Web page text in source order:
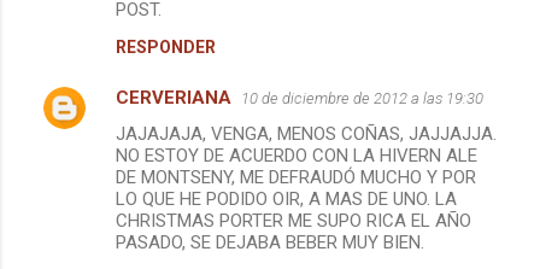
t
POST.
RESPONDER
CERVERIANA 10 de diciembre de 2012 a las 19:30
JAJAJAJA, VENGA, MENOS COÑAS, JAJJAJJA.
NO ESTOY DE ACUERDO CON LA HIVERN ALE
DE MONTSENY, ME DEFRAUDÓ MUCHO Y POR
LO QUE HE PODIDO OIR, A MAS DE UNO. LA
CHRISTMAS PORTER ME SUPO RICA EL AÑO
PASADO, SE DEJABA BEBER MUY BIEN.